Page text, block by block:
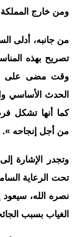
ومن خارج
من جانبه، أدلى
تصريح بهذه
وقت مضى على
الحدث الأساسي
كما أنها تشكل
من أجل إنجاحه ».
وتجدر الإشارة
تحت الرعاية
نصره الله، سيعود
الغياب بسبب